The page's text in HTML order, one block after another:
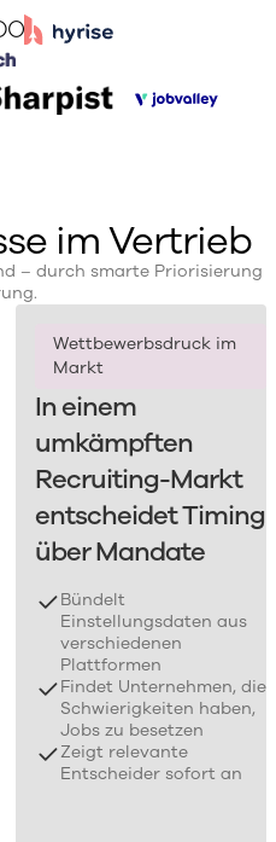
im Vertrieb
– durch smarte Priorisierung
Wettbewerbsdruck im
Markt
In einem
umkämpften
Recruiting-Markt
entscheidet Timing
über Mandate
Bündelt
Einstellungsdaten aus
verschiedenen
Plattformen
Findet Unternehmen, die
Schwierigkeiten haben,
Jobs zu besetzen
Zeigt relevante
Entscheider sofort an